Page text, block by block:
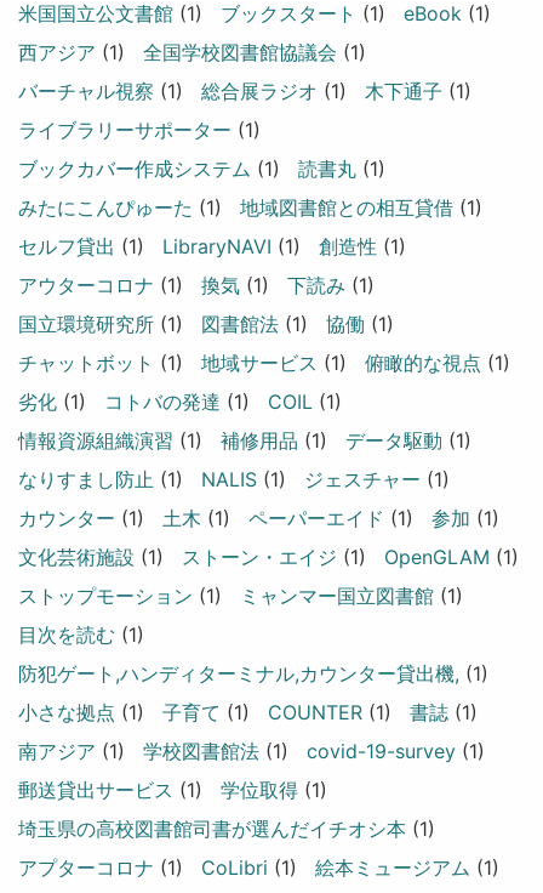
米国国立公文書館(1) ブックスタート (1) eBook(1)
西アジア (1) 全国学校図書館協議会 (1)
バーチャル視察 (1) 総合展ラジオ (1) 木下通子 (1)
ライブラリーサポーター (1)
ブックカバー作成システム (1) 読書丸(1)
みたにこんぴゅーた (1) 地域図書館との相互貸借(1)
セルフ貸出 (1) LibraryNAVI (1) 創造性 (1)
アウターコロナ (1) 換気(1) 下読み (1)
国立環境研究所(1) 図書館法(1) 協働 (1)
チャットボット (1) 地域サービス (1) 俯瞰的な視点 (1)
劣化(1) コトバの発達 (1) COIL(1)
情報資源組織演習 (1) 補修用品 (1) データ駆動 (1)
なりすまし防止 (1) NALIS(1) ジェスチャー (1)
カウンター (1) 土木 (1) ペーパーエイド (1) 参加 (1)
文化芸術施設 (1) ストーン・エイジ (1) OpenGLAM (1)
ストップモーション (1) ミャンマー国立図書館(1)
目次を読む (1)
防犯ゲート,ハンディターミナル,カウンター貸出機, (1)
小さな拠点 (1) 子育て (1) COUNTER(1) 書誌(1)
南アジア (1) 学校図書館法(1) covid-19-survey(1)
郵送貸出サービス (1) 学位取得(1)
埼玉県の高校図書館司書が選んだイチオシ本(1)
アプターコロナ (1) CoLibri (1) 絵本ミュージアム (1)